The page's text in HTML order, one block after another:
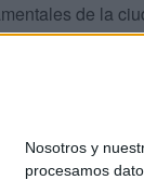
Nosotros y
procesamos
de la
más